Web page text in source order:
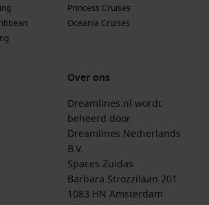
voor Caribische cruises
Geniet van serene eilanden, rijke
een breed scala aan eilanden met
en activiteiten.
ontspanning, watersport en het
stranden en lokale cultuur.
voor Coco Cay
Princess Cruises
Oceania Cruises
Over ons
Dreamlines.nl wordt
beheerd door
Dreamlines Netherlands
B.V.
Spaces Zuidas
Barbara Strozzilaan 201
1083 HN Amsterdam